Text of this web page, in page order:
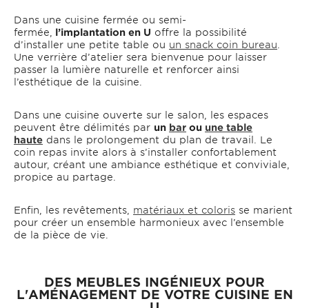
Dans une cuisine fermée ou semi-
fermée, l’implantation en U offre la possibilité
d’installer une petite table ou un snack coin bureau
Une verrière d’atelier sera bienvenue pour laisser
passer la lumière naturelle et renforcer ainsi
l’esthétique de la cuisine.
Dans une cuisine ouverte sur le salon, les espaces
peuvent être délimités par un bar ou une table
haute dans le prolongement du plan de travail. Le
coin repas invite alors à s’installer confortablement
autour, créant une ambiance esthétique et conviviale,
propice au partage.
Enfin, les revêtements, matériaux et coloris se marient
pour créer un ensemble harmonieux avec l’ensemble
de la pièce de vie.
DES MEUBLES INGÉNIEUX POUR
L'AMÉNAGEMENT DE VOTRE CUISINE EN